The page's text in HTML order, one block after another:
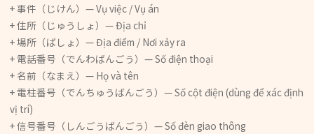
+ 事件（じけん）— Vụ việc / Vụ án
+ 住所（じゅうしょ）— Địa chỉ
+ 場所（ばしょ）— Địa điểm / Nơi xảy ra
+ 電話番号（でんわばんごう）— Số điện thoại
+ 名前（なまえ）— Họ và tên
+ 電柱番号（でんちゅうばんごう）— Số cột điện (dùng để xác định
vị trí)
+ 信号番号（しんごうばんごう）— Số đèn giao thông